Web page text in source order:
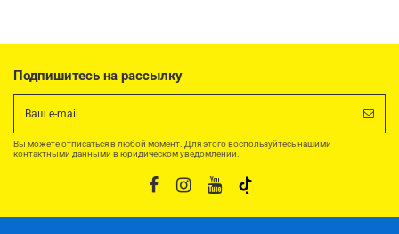
Подпишитесь на рассылку
Вы можете отписаться в любой момент. Для этого воспользуйтесь нашими
контактными данными в юридическом уведомлении.